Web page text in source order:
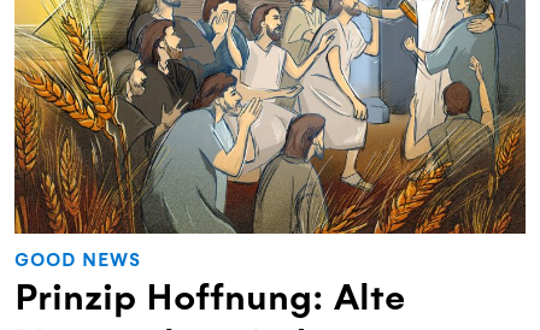
GOOD NEWS
Prinzip Hoffnung: Alte